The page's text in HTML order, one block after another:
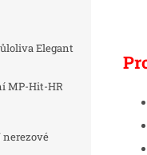
Elegant
MP-Hit-HR
nerezové